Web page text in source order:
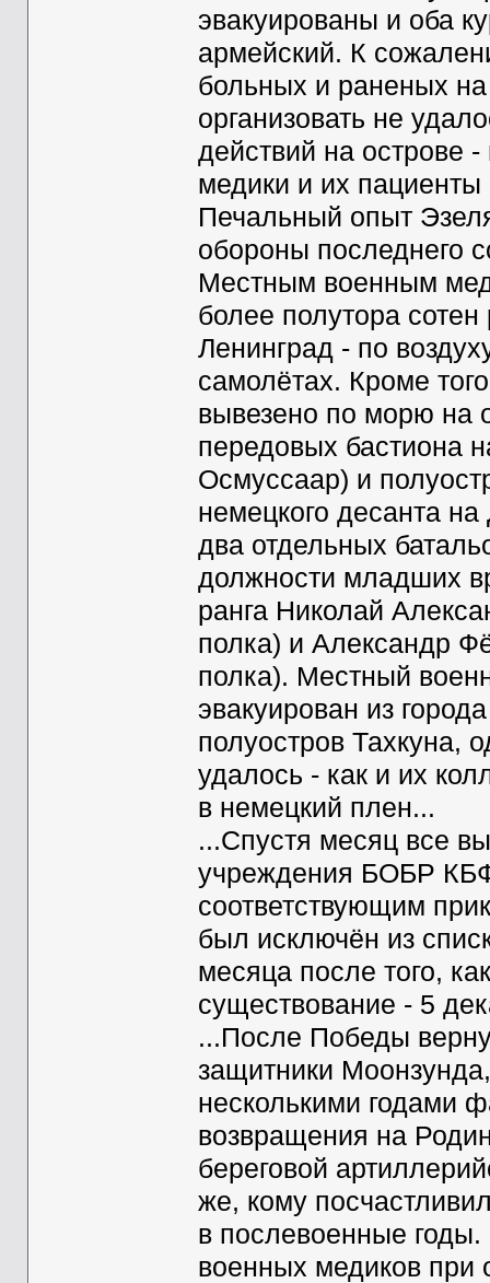
эвакуированы и оба
армейский. К
больных и раненых
организовать не
действий на острове
медики и их
Печальный опыт
обороны последнего
Местным военным
более полутора
Ленинград - по
самолётах. Кроме
вывезено по морю на
передовых бастиона
Осмуссаар) и
немецкого десанта
два отдельных
должности младших
ранга Николай
полка) и Александр
полка). Местный
эвакуирован из
полуостров Тахкуна,
удалось - как и их
в немецкий плен...
...Спустя месяц все
учреждения БОБР
соответствующим
был исключён из
месяца после того,
существование - 5
...После Победы
защитники
несколькими годами
возвращения на
береговой
же, кому
в послевоенные годы.
военных медиков при